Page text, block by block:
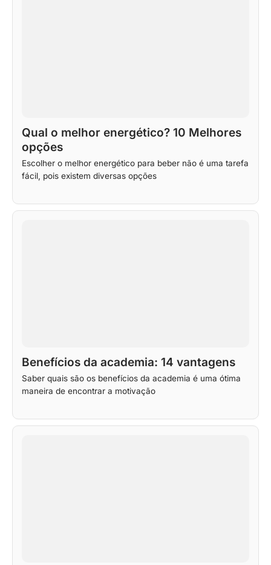
Qual o melhor energético? 10 Melhores
opções
Escolher o melhor energético para beber não é uma tarefa
fácil, pois existem diversas opções
Benefícios da academia: 14 vantagens
Saber quais são os benefícios da academia é uma ótima
maneira de encontrar a motivação